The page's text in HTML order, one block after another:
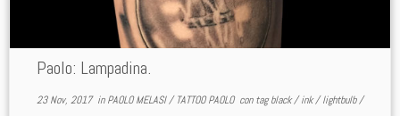
Paolo: Lampadina.
23 Nov, 2017inPAOLO MELASI/TATTOO PAOLO con tagblack/ink/lightbulb/